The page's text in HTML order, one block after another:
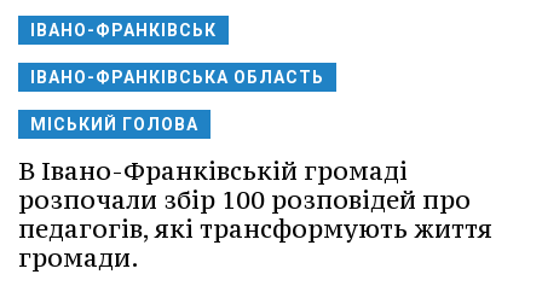
ІВАНО-ФРАНКІВСЬК
ІВАНО-ФРАНКІВСЬКА ОБЛАСТЬ
МІСЬКИЙ ГОЛОВА
В Івано-Франківській громаді
розпочали збір 100 розповідей про
педагогів, які трансформують життя
громади.